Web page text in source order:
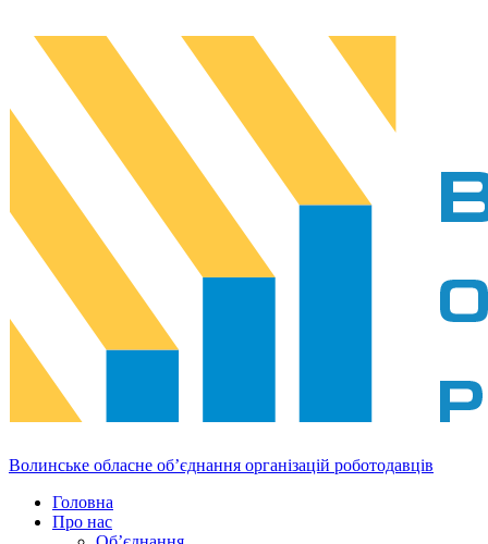
Волинське обласне об’єднання організацій роботодавців
Головна
Про нас